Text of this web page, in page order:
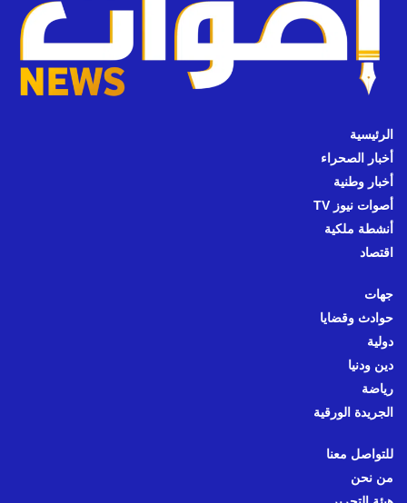
الرئيسية
أخبار الصحراء
أخبار وطنية
أصوات نيوز TV
أنشطة ملكية
اقتصاد
جهات
حوادث وقضايا
دولية
دين ودنيا
رياضة
الجريدة الورقية
للتواصل معنا
من نحن